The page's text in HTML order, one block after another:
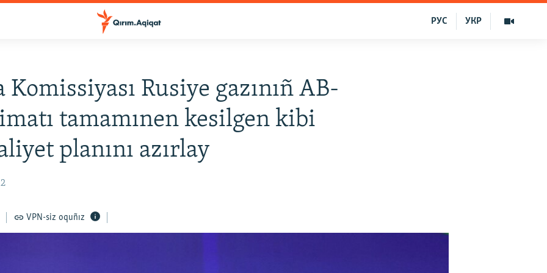
УКР
РУС
Komissiyası Rusiye gazınıñ AB-
tamamınen kesilgen kibi
planını azırlay
VPN-siz oquñız